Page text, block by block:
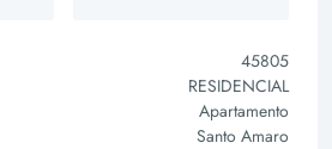
45805
RESIDENCIAL
Apartamento
Santo Amaro